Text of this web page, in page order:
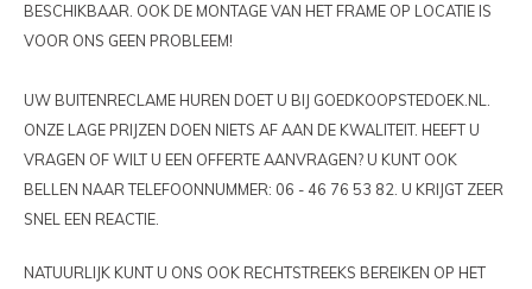
BESCHIKBAAR. OOK DE MONTAGE VAN HET FRAME OP LOCATIE IS
VOOR ONS GEEN PROBLEEM!
UW BUITENRECLAME HUREN DOET U BIJ GOEDKOOPSTEDOEK.NL.
ONZE LAGE PRIJZEN DOEN NIETS AF AAN DE KWALITEIT. HEEFT U
VRAGEN OF WILT U EEN OFFERTE AANVRAGEN? U KUNT OOK
BELLEN NAAR TELEFOONNUMMER: 06 - 46 76 53 82. U KRIJGT ZEER
SNEL EEN REACTIE.
NATUURLIJK KUNT U ONS OOK RECHTSTREEKS BEREIKEN OP HET